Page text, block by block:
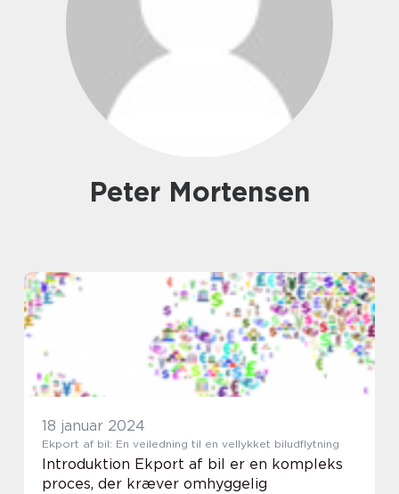
Peter Mortensen
18 januar 2024
Ekport af bil: En veiledning til en vellykket biludflytning
Introduktion Ekport af bil er en kompleks
proces, der kræver omhyggelig